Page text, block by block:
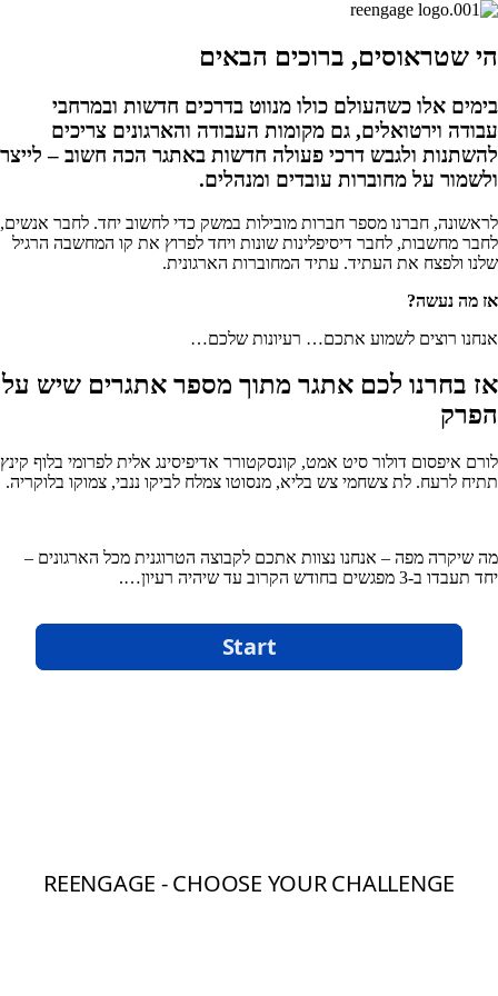
הי שטראוסים, ברוכים הבאים
בימים אלו כשהעולם כולו מנווט בדרכים חדשות ובמרחבי
עבודה וירטואלים, גם מקומות העבודה והארגונים צריכים
להשתנות ולגבש דרכי פעולה חדשות באתגר הכה חשוב – לייצר
ולשמור על מחוברות עובדים ומנהלים.
לראשונה, חברנו מספר חברות מובילות במשק כדי לחשוב יחד. לחבר אנשים,
לחבר מחשבות, לחבר דיסיפלינות שונות ויחד לפרוץ את קו המחשבה הרגיל
שלנו ולפצח את העתיד. עתיד המחוברות הארגונית.
אז מה נעשה?
אנחנו רוצים לשמוע אתכם… רעיונות שלכם…
אז בחרנו לכם אתגר מתוך מספר אתגרים שיש על
הפרק
לורם איפסום דולור סיט אמט, קונסקטורר אדיפיסינג אלית לפרומי בלוף קינץ
תתיח לרעח. לת צשחמי צש בליא, מנסוטו צמלח לביקו ננבי, צמוקו בלוקריה.
מה שיקרה מפה – אנחנו נצוות אתכם לקבוצה הטרוגנית מכל הארגונים –
יחד תעבדו ב-3 מפגשים בחודש הקרוב עד שיהיה רעיון….